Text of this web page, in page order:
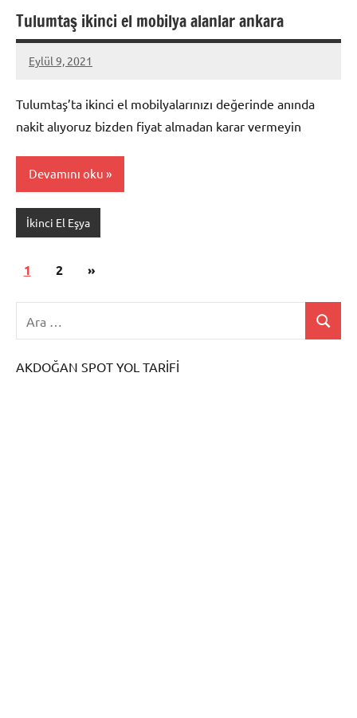
Tulumtaş ikinci el mobilya alanlar ankara
Eylül 9, 2021
Mustafa
Tulumtaş’ta ikinci el mobilyalarınızı değerinde anında
nakit alıyoruz bizden fiyat almadan karar vermeyin
Devamını oku
İkinci El Eşya
Yazı
1 2
Sonraki
»
AKDOĞAN SPOT YOL TARİFİ